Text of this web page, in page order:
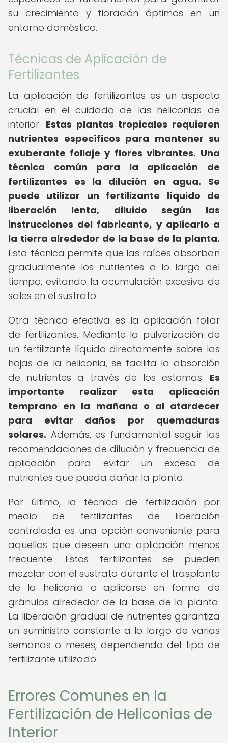
su crecimiento y floración óptimos en un
entorno doméstico.
Técnicas de Aplicación de
Fertilizantes
La aplicación de fertilizantes es un aspecto
crucial en el cuidado de las heliconias de
interior. Estas plantas tropicales requieren
nutrientes específicos para mantener su
exuberante follaje y flores vibrantes. Una
técnica común para la aplicación de
fertilizantes es la dilución en agua.
Se
puede utilizar un fertilizante líquido de
liberación lenta, diluido según las
instrucciones del fabricante, y aplicarlo a
la tierra alrededor de la base de la planta.
Esta técnica permite que las raíces absorban
gradualmente los nutrientes a lo largo del
tiempo, evitando la acumulación excesiva de
sales en el sustrato.
Otra técnica efectiva es la aplicación foliar
de fertilizantes. Mediante la pulverización de
un fertilizante líquido directamente sobre las
hojas de la heliconia, se facilita la absorción
de nutrientes a través de los estomas. Es
importante realizar esta aplicación
temprano en la mañana o al atardecer
para evitar daños por quemaduras
solares. Además, es fundamental seguir las
recomendaciones de dilución y frecuencia de
aplicación para evitar un exceso de
nutrientes que pueda dañar la planta.
Por último, la técnica de fertilización por
medio de fertilizantes de liberación
controlada es una opción conveniente para
aquellos que deseen una aplicación menos
frecuente. Estos fertilizantes se pueden
mezclar con el sustrato durante el trasplante
de la heliconia o aplicarse en forma de
gránulos alrededor de la base de la planta.
La liberación gradual de nutrientes garantiza
un suministro constante a lo largo de varias
semanas o meses, dependiendo del tipo de
fertilizante utilizado.
Errores Comunes en la
Fertilización de Heliconias de
Interior